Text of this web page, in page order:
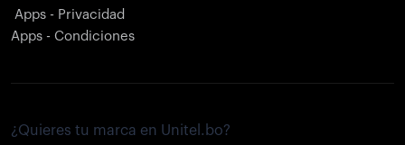
Apps - Privacidad
Apps - Condiciones
¿Quieres tu marca en Unitel.bo?